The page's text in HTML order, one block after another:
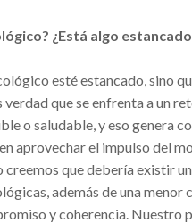
¿Está algo
esté estancado, sino
que se enfrenta a un
o saludable, y eso genera
aprovechar el impulso del
creemos que debería existir
además de una menor
y coherencia. Nuestro